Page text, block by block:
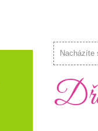
Nacházíte